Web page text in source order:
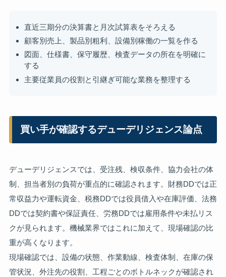
直近三期分の決算書と月次試算表をそろえる
顧客別売上、製品別粗利、設備別稼働の一覧を作る
図面、仕様書、保守履歴、検査データの所在を明確に
する
主要従業員の役割と引継ぎ可能な業務を整理する
買い手が確認するデューデリジェンス論点
デューデリジェンスでは、受注残、検収条件、協力会社の体
制、担当者別の負荷が重点的に確認されます。財務DDでは正
常収益力や運転資金、税務DDでは役員借入や在庫評価、法務
DDでは契約書や保証責任、労務DDでは雇用条件や未払リス
クが見られます。機械業界ではこれに加えて、現場確認の比
重が高くなります。
現場確認では、設備の状態、作業動線、検査体制、在庫の保
管状況、外注先の役割、工程ごとのボトルネックが確認され